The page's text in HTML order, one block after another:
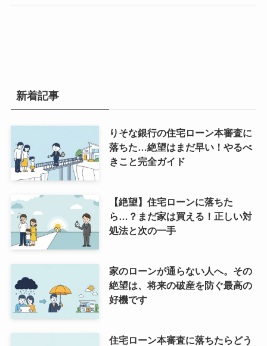
新着記事
りそな銀行の住宅ローン本審査に
落ちた…絶望はまだ早い！やるべ
きこと完全ガイド
【絶望】住宅ローンに落ちた
ら…？まだ家は買える！正しい対
処法と次の一手
家のローンが通らない人へ。その
絶望は、将来の破産を防ぐ最高の
好機です
住宅ローン本審査に落ちたらどう